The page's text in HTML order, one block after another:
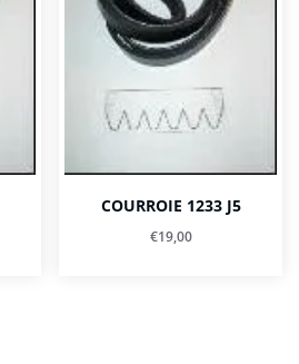
COURROIE 1233 J5
€19,00